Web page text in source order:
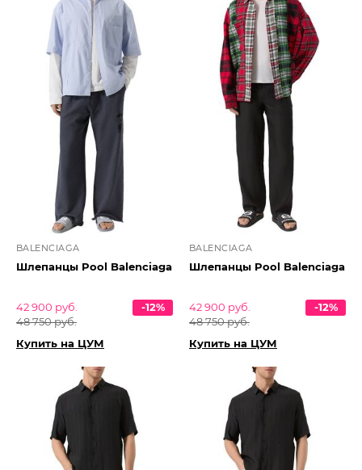
BALENCIAGA
Шлепанцы Pool Balenciaga
42 900 руб.
48 750 руб.
-12%
Купить на ЦУМ
BALENCIAGA
Шлепанцы Pool Balenciaga
42 900 руб.
48 750 руб.
-12%
Купить на ЦУМ